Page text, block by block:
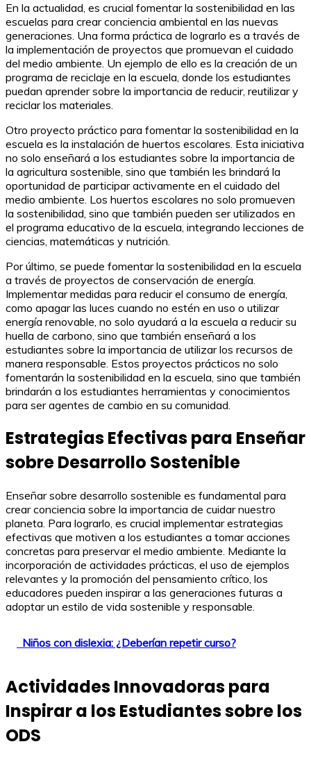
En la actualidad, es crucial fomentar la sostenibilidad en las
escuelas para crear conciencia ambiental en las nuevas
generaciones. Una forma práctica de lograrlo es a través de
la implementación de proyectos que promuevan el cuidado
del medio ambiente. Un ejemplo de ello es la creación de un
programa de reciclaje en la escuela, donde los estudiantes
puedan aprender sobre la importancia de reducir, reutilizar y
reciclar los materiales.
Otro proyecto práctico para fomentar la sostenibilidad en la
escuela es la instalación de huertos escolares. Esta iniciativa
no solo enseñará a los estudiantes sobre la importancia de
la agricultura sostenible, sino que también les brindará la
oportunidad de participar activamente en el cuidado del
medio ambiente. Los huertos escolares no solo promueven
la sostenibilidad, sino que también pueden ser utilizados en
el programa educativo de la escuela, integrando lecciones de
ciencias, matemáticas y nutrición.
Por último, se puede fomentar la sostenibilidad en la escuela
a través de proyectos de conservación de energía.
Implementar medidas para reducir el consumo de energía,
como apagar las luces cuando no estén en uso o utilizar
energía renovable, no solo ayudará a la escuela a reducir su
huella de carbono, sino que también enseñará a los
estudiantes sobre la importancia de utilizar los recursos de
manera responsable. Estos proyectos prácticos no solo
fomentarán la sostenibilidad en la escuela, sino que también
brindarán a los estudiantes herramientas y conocimientos
para ser agentes de cambio en su comunidad.
Estrategias Efectivas para Enseñar
sobre Desarrollo Sostenible
Enseñar sobre desarrollo sostenible es fundamental para
crear conciencia sobre la importancia de cuidar nuestro
planeta. Para lograrlo, es crucial implementar estrategias
efectivas que motiven a los estudiantes a tomar acciones
concretas para preservar el medio ambiente. Mediante la
incorporación de actividades prácticas, el uso de ejemplos
relevantes y la promoción del pensamiento crítico, los
educadores pueden inspirar a las generaciones futuras a
adoptar un estilo de vida sostenible y responsable.
Niños con dislexia: ¿Deberían repetir curso?
Actividades Innovadoras para
Inspirar a los Estudiantes sobre los
ODS